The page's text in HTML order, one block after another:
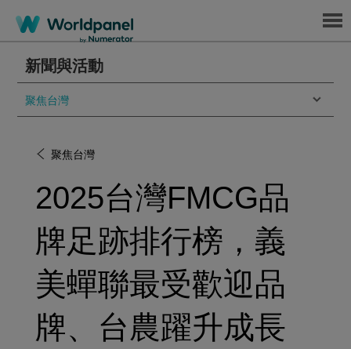
Menu
新聞與活動
聚焦台灣
聚焦台灣
2025台灣FMCG品
牌足跡排行榜，義
美蟬聯最受歡迎品
牌、台農躍升成長